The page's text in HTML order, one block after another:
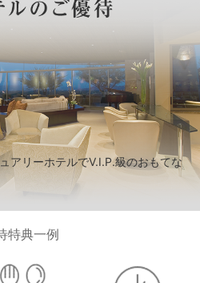
アリーホテルでV.I.P.級のおもてな
特典一例